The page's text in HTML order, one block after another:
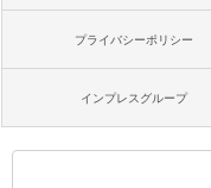
プライバシーポリシー
インプレスグループ